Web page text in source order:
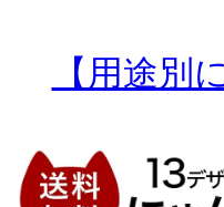
【用途別